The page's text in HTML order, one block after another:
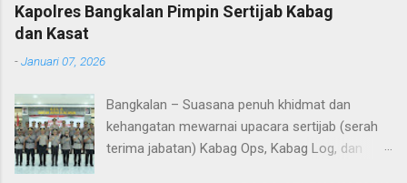
Kapolres Bangkalan Pimpin Sertijab Kabag
dan Kasat
-Januari 07, 2026
Bangkalan – Suasana penuh khidmat dan
kehangatan mewarnai upacara sertijab (serah
terima jabatan) Kabag Ops, Kabag Log, dan